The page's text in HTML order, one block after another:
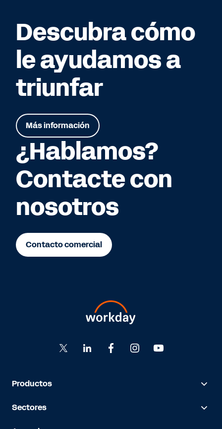
Descubra cómo
le ayudamos a
triunfar
Más información
¿Hablamos?
Contacte con
nosotros
Contacto comercial
Productos
Sectores